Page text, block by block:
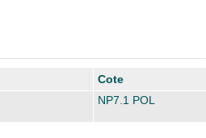
Cote
NP7.1 POL